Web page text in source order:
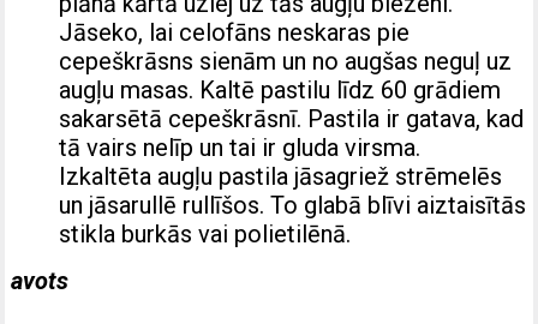
Jāseko, lai celofāns neskaras pie
cepeškrāsns sienām un no augšas neguļ uz
augļu masas. Kaltē pastilu līdz 60 grādiem
sakarsētā cepeškrāsnī. Pastila ir gatava, kad
tā vairs nelīp un tai ir gluda virsma.
Izkaltēta augļu pastila jāsagriež strēmelēs
un jāsarullē rullīšos. To glabā blīvi aiztaisītās
stikla burkās vai polietilēnā.
avots